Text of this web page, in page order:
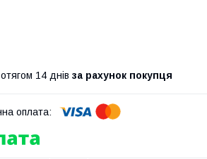
14 днів за рахунок покупця